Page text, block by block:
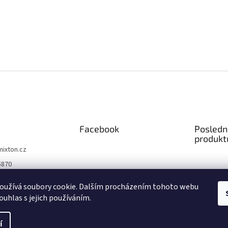
soubory cookie. Dalším procházením tohoto webu
s jejich používáním.
na facebooku
Facebook